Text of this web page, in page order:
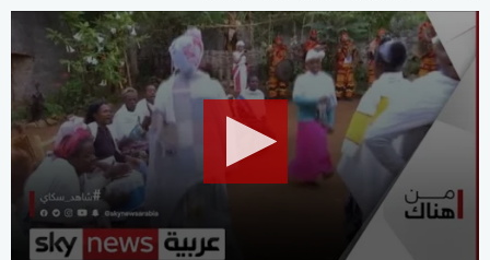
seconds
7
minutes,
33
seconds